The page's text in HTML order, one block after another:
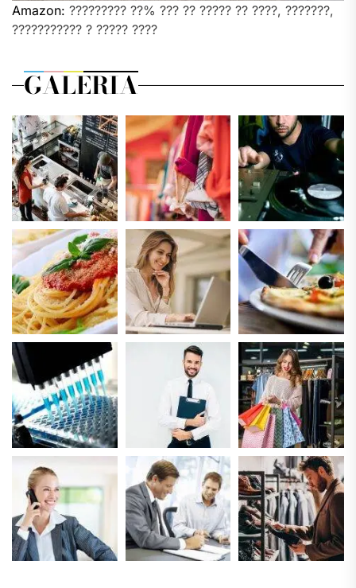
Amazon: ????????? ??% ??? ?? ????? ?? ????, ???????,
??????????? ? ????? ????
GALERIA